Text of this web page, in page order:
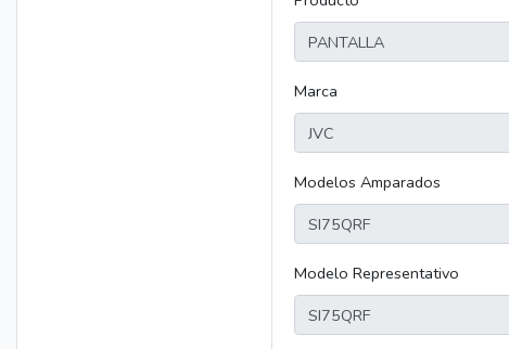
Marca
Modelos Amparados
Modelo Representativo